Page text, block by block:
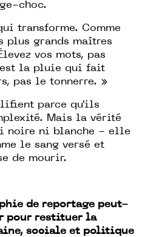
choc.
transforme. Comme
plus grands maîtres
vos mots, pas
la pluie qui fait
pas le tonnerre. »
parce qu'ils
Mais la vérité
noire ni blanche - elle
le sang versé et
de mourir.
de reportage peut-
pour restituer la
sociale et politique